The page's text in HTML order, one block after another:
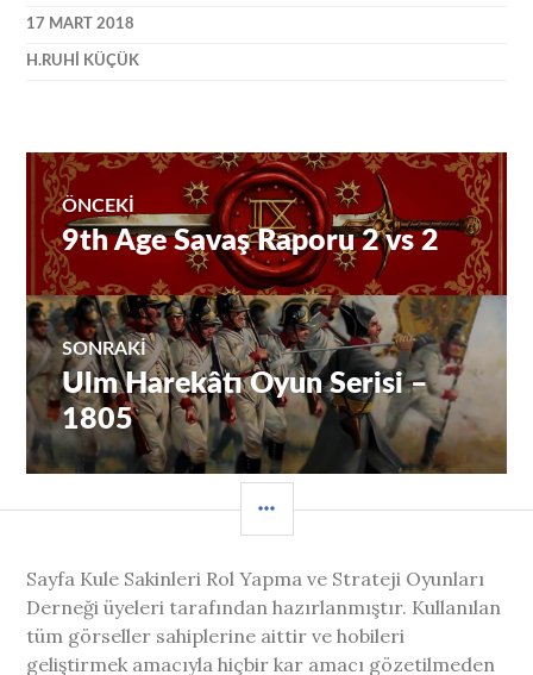
17 MART 2018
H.RUHI KÜÇÜK
Yazı
gezinmesi
ÖNCEKI
Önceki
yazı:
9th Age Savaş Raporu 2 vs 2
SONRAKI
Sıradaki
Yazı:
Ulm Harekâtı Oyun Serisi –
1805
MENÜ
Sayfa Kule Sakinleri Rol Yapma ve Strateji Oyunları
Derneği üyeleri tarafından hazırlanmıştır. Kullanılan
tüm görseller sahiplerine aittir ve hobileri
geliştirmek amacıyla hiçbir kar amacı gözetilmeden